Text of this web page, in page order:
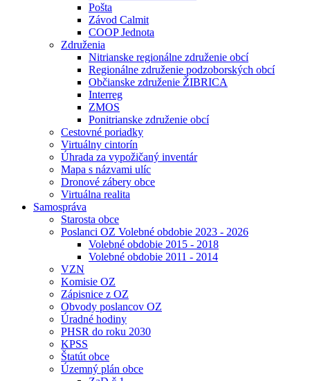
Pošta
Závod Calmit
COOP Jednota
Združenia
Nitrianske regionálne združenie obcí
Regionálne združenie podzoborských obcí
Občianske združenie ŽIBRICA
Interreg
ZMOS
Ponitrianske združenie obcí
Cestovné poriadky
Virtuálny cintorín
Úhrada za vypožičaný inventár
Mapa s názvami ulíc
Dronové zábery obce
Virtuálna realita
Samospráva
Starosta obce
Poslanci OZ Volebné obdobie 2023 - 2026
Volebné obdobie 2015 - 2018
Volebné obdobie 2011 - 2014
VZN
Komisie OZ
Zápisnice z OZ
Obvody poslancov OZ
Úradné hodiny
PHSR do roku 2030
KPSS
Štatút obce
Územný plán obce